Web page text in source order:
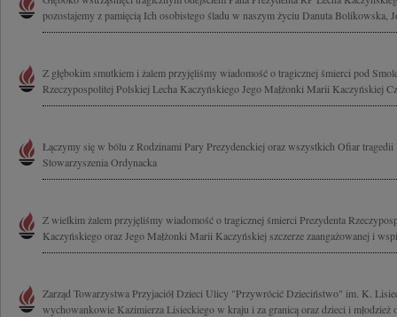
pozostajemy z pamięcią Ich osobistego śladu w naszym życiu Danuta Bolikowska,
Z głębokim smutkiem i żalem przyjęliśmy wiadomość o tragicznej śmierci pod
Rzeczypospolitej Polskiej Lecha Kaczyńskiego Jego Małżonki Marii Kaczyńskiej
Łączymy się w bólu z Rodzinami Pary Prezydenckiej oraz wszystkich Ofiar tragedii
Stowarzyszenia Ordynacka
Z wielkim żalem przyjęliśmy wiadomość o tragicznej śmierci Prezydenta
Kaczyńskiego oraz Jego Małżonki Marii Kaczyńskiej szczerze zaangażowanej i
Zarząd Towarzystwa Przyjaciół Dzieci Ulicy "Przywrócić Dzieciństwo" im. K.
wychowankowie Kazimierza Lisieckiego w kraju i za granicą oraz dzieci i